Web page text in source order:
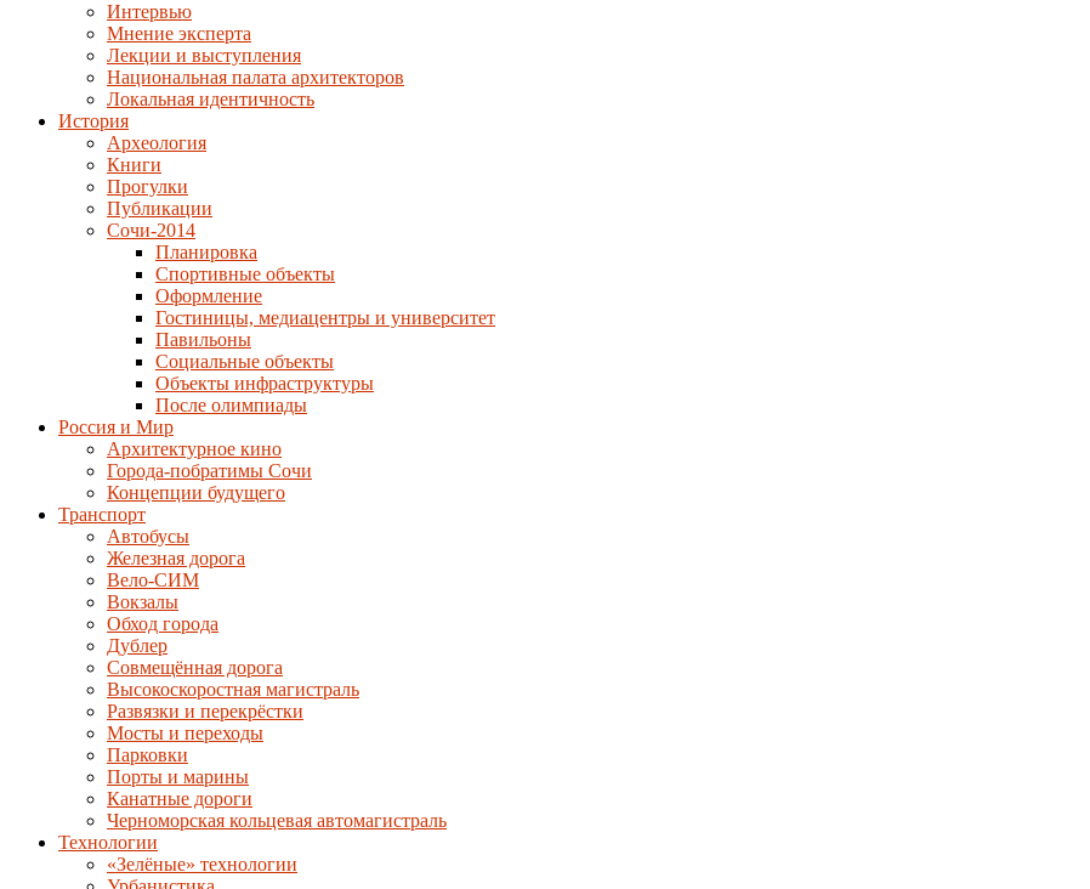
Интервью
Мнение эксперта
Лекции и выступления
Национальная палата архитекторов
Локальная идентичность
История
Археология
Книги
Прогулки
Публикации
Сочи-2014
Планировка
Спортивные объекты
Оформление
Гостиницы, медиацентры и университет
Павильоны
Социальные объекты
Объекты инфраструктуры
После олимпиады
Россия и Мир
Архитектурное кино
Города-побратимы Сочи
Концепции будущего
Транспорт
Автобусы
Железная дорога
Вело-СИМ
Вокзалы
Обход города
Дублер
Совмещённая дорога
Высокоскоростная магистраль
Развязки и перекрёстки
Мосты и переходы
Парковки
Порты и марины
Канатные дороги
Черноморская кольцевая автомагистраль
Технологии
«Зелёные» технологии